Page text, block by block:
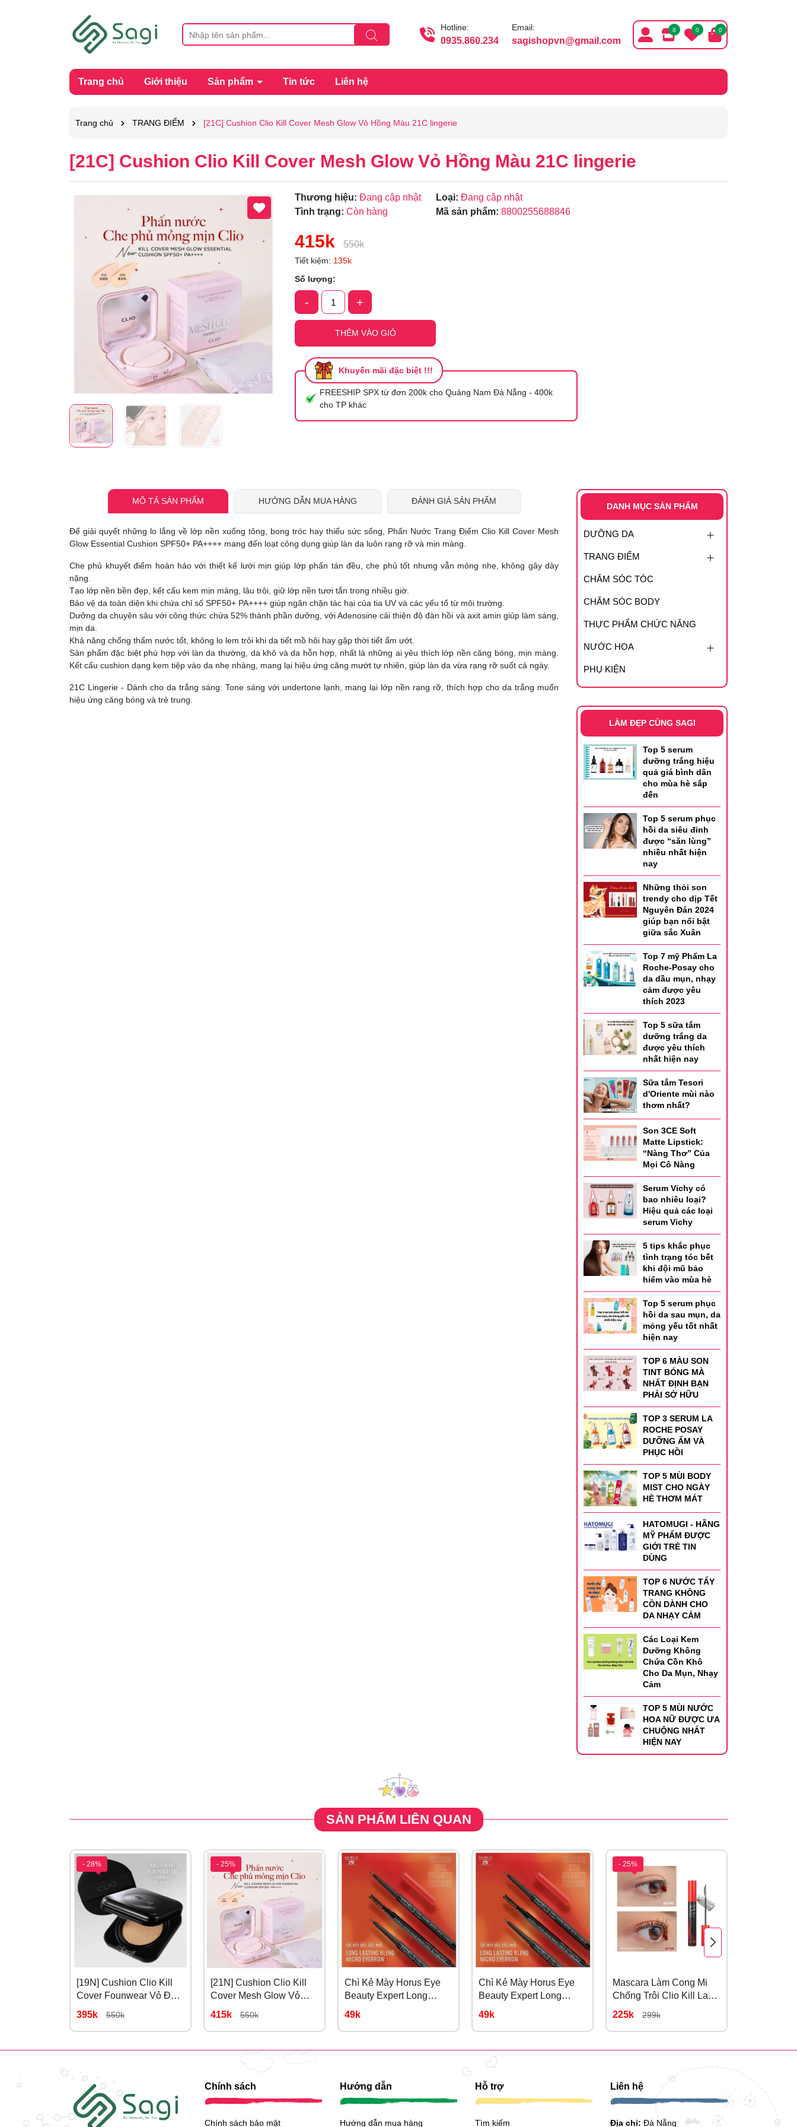
Hotline:
0935.860.234
Email:
sagishopvn@gmail.com
8 0 0
Trang chủ Giới thiệu Sản phẩm Tin tức Liên hệ
Trang chủ TRANG ĐIỂM [21C] Cushion Clio Kill Cover Mesh Glow Vỏ Hồng Màu 21C lingerie
[21C] Cushion Clio Kill Cover Mesh Glow Vỏ Hồng Màu 21C lingerie
Thương hiệu: Đang cập nhật Loại: Đang cập nhật
Tình trạng: Còn hàng Mã sản phẩm: 8800255688846
415k 550k
Tiết kiệm: 135k
Số lượng:
- +
THÊM VÀO GIỎ
Khuyến mãi đặc biệt !!!
FREESHIP SPX từ đơn 200k cho Quảng Nam Đà Nẵng - 400k
cho TP khác
Ngày hết hạn:
Điều kiện:
MÔ TẢ SẢN PHẨM HƯỚNG DẪN MUA HÀNG ĐÁNH GIÁ SẢN PHẨM
Để giải quyết những lo lắng về lớp nền xuống tông, bong tróc hay thiếu sức sống, Phấn Nước Trang Điểm Clio Kill Cover Mesh
Glow Essential Cushion SPF50+ PA++++ mang đến loạt công dụng giúp làn da luôn rạng rỡ và mịn màng.
Che phủ khuyết điểm hoàn hảo với thiết kế lưới mịn giúp lớp phấn tán đều, che phủ tốt nhưng vẫn mỏng nhẹ, không gây dày
nặng.
Tạo lớp nền bền đẹp, kết cấu kem mịn màng, lâu trôi, giữ lớp nền tươi tắn trong nhiều giờ.
Bảo vệ da toàn diện khi chứa chỉ số SPF50+ PA++++ giúp ngăn chặn tác hại của tia UV và các yếu tố từ môi trường.
Dưỡng da chuyên sâu với công thức chứa 52% thành phần dưỡng, với Adenosine cải thiện độ đàn hồi và axit amin giúp làm sáng,
mịn da.
Khả năng chống thấm nước tốt, không lo lem trôi khi da tiết mồ hôi hay gặp thời tiết ẩm ướt.
Sản phẩm đặc biệt phù hợp với làn da thường, da khô và da hỗn hợp, nhất là những ai yêu thích lớp nền căng bóng, mịn màng.
Kết cấu cushion dạng kem tiệp vào da nhẹ nhàng, mang lại hiệu ứng căng mướt tự nhiên, giúp làn da vừa rạng rỡ suốt cả ngày.
21C Lingerie - Dành cho da trắng sáng: Tone sáng với undertone lạnh, mang lại lớp nền rạng rỡ, thích hợp cho da trắng muốn
hiệu ứng căng bóng và trẻ trung.
DANH MỤC SẢN PHẨM
DƯỠNG DA
TRANG ĐIỂM
CHĂM SÓC TÓC
CHĂM SÓC BODY
THỰC PHẨM CHỨC NĂNG
NƯỚC HOA
PHỤ KIỆN
LÀM ĐẸP CÙNG SAGI
Top 5 serum
dưỡng trắng hiệu
quả giá bình dân
cho mùa hè sắp
đến
Top 5 serum phục
hồi da siêu đỉnh
được “săn lùng”
nhiều nhất hiện
nay
Những thỏi son
trendy cho dịp Tết
Nguyên Đán 2024
giúp bạn nổi bật
giữa sắc Xuân
Top 7 mỹ Phẩm La
Roche-Posay cho
da dầu mụn, nhạy
cảm được yêu
thích 2023
Top 5 sữa tắm
dưỡng trắng da
được yêu thích
nhất hiện nay
Sữa tắm Tesori
d'Oriente mùi nào
thơm nhất?
Son 3CE Soft
Matte Lipstick:
“Nàng Thơ” Của
Mọi Cô Nàng
Serum Vichy có
bao nhiêu loại?
Hiệu quả các loại
serum Vichy
5 tips khắc phục
tình trạng tóc bết
khi đội mũ bảo
hiểm vào mùa hè
Top 5 serum phục
hồi da sau mụn, da
mỏng yếu tốt nhất
hiện nay
TOP 6 MÀU SON
TINT BÓNG MÀ
NHẤT ĐỊNH BẠN
PHẢI SỞ HỮU
TOP 3 SERUM LA
ROCHE POSAY
DƯỠNG ẨM VÀ
PHỤC HỒI
TOP 5 MÙI BODY
MIST CHO NGÀY
HÈ THƠM MÁT
HATOMUGI - HÃNG
MỸ PHẨM ĐƯỢC
GIỚI TRẺ TIN
DÙNG
TOP 6 NƯỚC TẨY
TRANG KHÔNG
CỒN DÀNH CHO
DA NHẠY CẢM
Các Loại Kem
Dưỡng Không
Chứa Cồn Khô
Cho Da Mụn, Nhạy
Cảm
TOP 5 MÙI NƯỚC
HOA NỮ ĐƯỢC ƯA
CHUỘNG NHẤT
HIỆN NAY
SẢN PHẨM LIÊN QUAN
- 28%
[19N] Cushion Clio Kill
Cover Founwear Vỏ Đen
Cho Da Dầu #19N
395k 550k
- 25%
[21N] Cushion Clio Kill
Cover Mesh Glow Vỏ
Hồng # 21N linen
415k 550k
Chì Kẻ Mày Horus Eye
Beauty Expert Long
Lasting #01 Xám
49k
Chì Kẻ Mày Horus Eye
Beauty Expert Long
Lasting #02 Nâu Tự
49k
- 25%
Mascara Làm Cong Mi
Chống Trôi Clio Kill Lash
Superproof Mascara 7g
225k 299k
Chính sách
Chính sách bảo mật
Hướng dẫn
Hướng dẫn mua hàng
Hỗ trợ
Tìm kiếm
Liên hệ
Địa chỉ: Đà Nẵng